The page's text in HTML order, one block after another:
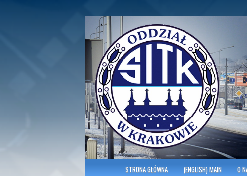
SITK RP Oddział w
MENU GŁÓWNESTRONA GŁÓWNA (ENGLISH) MAIN O